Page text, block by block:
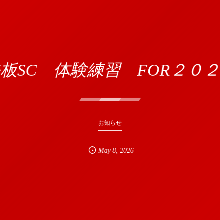
SC 体験練習 FOR２０
お知らせ
May 8, 2026